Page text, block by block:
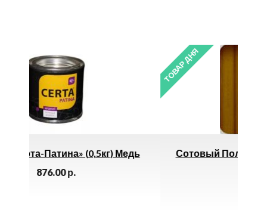
Медь
ТОВАР ДНЯ
Сотовый Поликарбонат 8мм, Янтарь,